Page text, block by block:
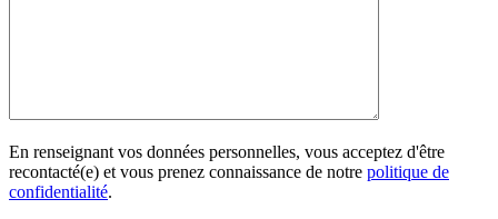
En renseignant vos données personnelles, vous acceptez d'être
recontacté(e) et vous prenez connaissance de notre politique de
confidentialité.